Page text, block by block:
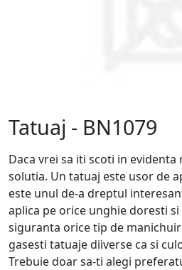
Tatuaj - BN1079
Daca vrei sa iti scoti in
solutia. Un tatuaj este usor de
este unul de-a dreptul
aplica pe orice unghie doresti
siguranta orice tip de
gasesti tatuaje diiverse ca si
Trebuie doar sa-ti alegi